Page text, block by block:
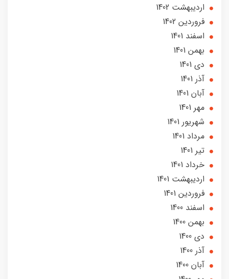
ارديبهشت 1402
فروردین 1402
اسفند 1401
بهمن 1401
دی 1401
آذر 1401
آبان 1401
مهر 1401
شهریور 1401
مرداد 1401
تير 1401
خرداد 1401
ارديبهشت 1401
فروردین 1401
اسفند 1400
بهمن 1400
دی 1400
آذر 1400
آبان 1400